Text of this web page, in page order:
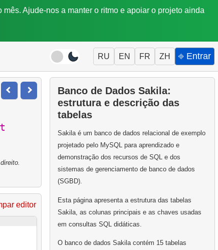
Ajude-nos a manter o ritmo e apoiar o projeto ainda
RU EN FR ZH ⎆ Entrar
editor
Banco de Dados Sakila:
estrutura e descrição das
tabelas
Sakila é um banco de dados relacional de exemplo
projetado pelo MySQL para aprendizado e
demonstração dos recursos de SQL e dos
sistemas de gerenciamento de banco de dados
(SGBD).
Esta página apresenta a estrutura das tabelas
Sakila, as colunas principais e as chaves usadas
em consultas SQL didáticas.
O banco de dados Sakila contém 15 tabelas